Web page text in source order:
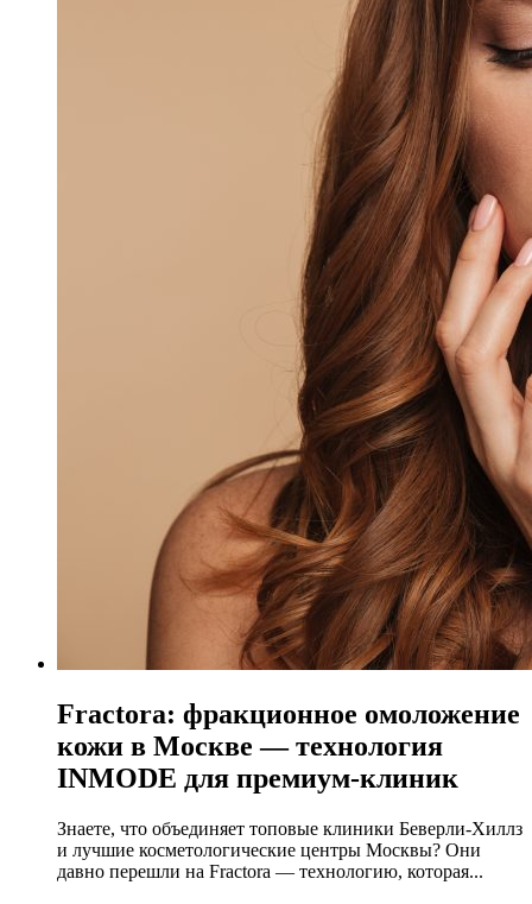
Fractora: фракционное омоложение
кожи в Москве — технология
INMODE для премиум-клиник
Знаете, что объединяет топовые клиники Беверли-Хиллз
и лучшие косметологические центры Москвы? Они
давно перешли на Fractora — технологию, которая...